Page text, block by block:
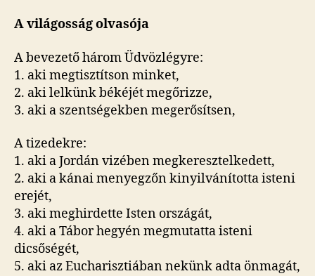
A világosság olvasója
A bevezető három Üdvözlégyre:
1. aki megtisztítson minket,
2. aki lelkünk békéjét megőrizze,
3. aki a szentségekben megerősítsen,
A tizedekre:
1. aki a Jordán vizében megkeresztelkedett,
2. aki a kánai menyegzőn kinyilvánította isteni
erejét,
3. aki meghirdette Isten országát,
4. aki a Tábor hegyén megmutatta isteni
dicsőségét,
5. aki az Eucharisztiában nekünk adta önmagát,